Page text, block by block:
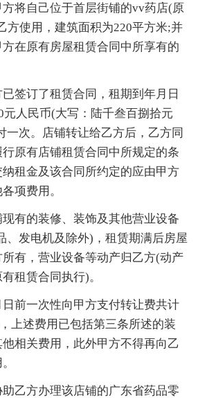
将自己位于首层街铺的vv药店(原
方使用，建筑面积为220平方米;并
在原有房屋租赁合同中所享有的
签订了租赁合同，租期到年月日
元人民币(大写：陆千叁百捌拾元
一次。店铺转让给乙方后，乙方同
原有店铺租赁合同中所规定的条
租金及该合同所约定的应由甲方
项费用。
有的装修、装饰及其他营业设备
、发电机及除外)，租赁期满后房屋
有，营业设备等动产归乙方(动产
租赁合同执行)。
前一次性向甲方支付转让费共计
上述费用已包括第三条所述的装
相关费用，此外甲方不得再向乙
乙方办理该店铺的广东省药品零